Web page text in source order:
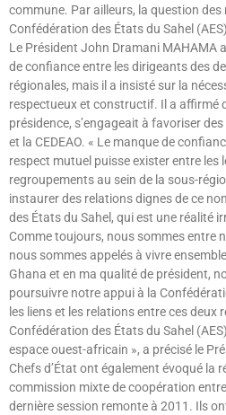
commune. Par ailleurs, la question des
Confédération des États du Sahel
Le Président John Dramani MAHAMA
de confiance entre les dirigeants des
régionales, mais il a insisté sur la
respectueux et constructif. Il a affirmé
présidence, s’engageait à favoriser
et la CEDEAO. « Le manque de
respect mutuel puisse exister entre les
regroupements au sein de la sous-
instaurer des relations dignes de ce
des États du Sahel, qui est une réalité
Comme toujours, nous sommes entre
nous sommes appelés à vivre
Ghana et en ma qualité de président,
poursuivre notre appui à la
les liens et les relations entre ces deux
Confédération des États du Sahel
espace ouest-africain », a précisé le
Chefs d’État ont également évoqué la
commission mixte de coopération
dernière session remonte à 2011. Ils